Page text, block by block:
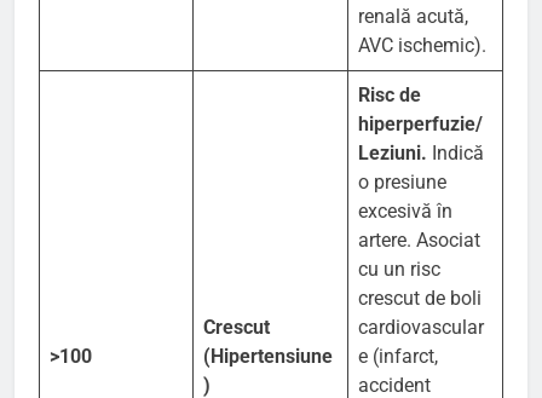
renală acută,
AVC ischemic).
>100
Crescut
(Hipertensiune
)
Risc de
hiperperfuzie/
Leziuni. Indică
o presiune
excesivă în
artere. Asociat
cu un risc
crescut de boli
cardiovascular
e (infarct,
accident